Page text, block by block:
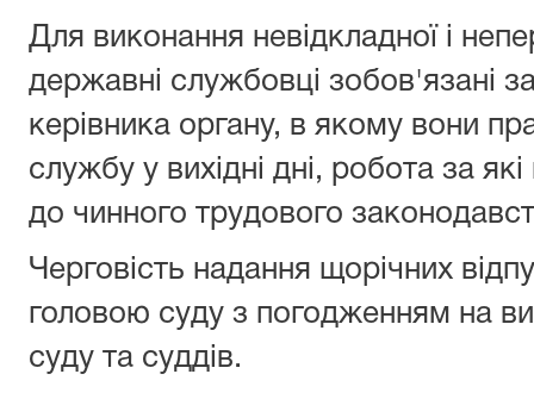
Для виконання невідкладної і
державні службовці зобов'язані
керівника органу, в якому вони
службу у вихідні дні, робота за
до чинного трудового
Черговість надання щорічних
головою суду з погодженням на
суду та суддів.